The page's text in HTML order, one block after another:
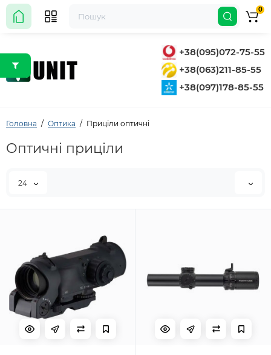
+38(095)072-75-55
+38(063)211-85-55
+38(097)178-85-55
0
Головна Оптика Приціли оптичні
Оптичні приціли
24